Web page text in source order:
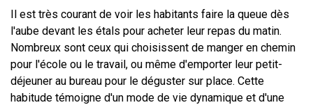
Il est très courant de voir les habitants faire la queue dès
l'aube devant les étals pour acheter leur repas du matin.
Nombreux sont ceux qui choisissent de manger en chemin
pour l'école ou le travail, ou même d'emporter leur petit-
déjeuner au bureau pour le déguster sur place. Cette
habitude témoigne d'un mode de vie dynamique et d'une